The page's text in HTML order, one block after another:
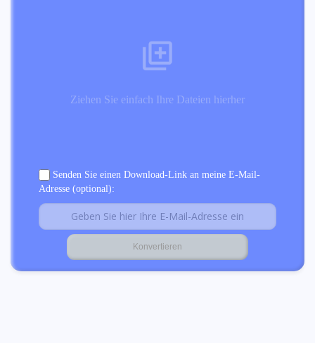
Ziehen Sie einfach Ihre Dateien hierher
Senden Sie einen Download-Link an meine E-Mail-
Adresse (optional):